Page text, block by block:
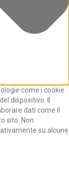
come i cookie
dispositivo. Il
dati come il
sito. Non
su alcune